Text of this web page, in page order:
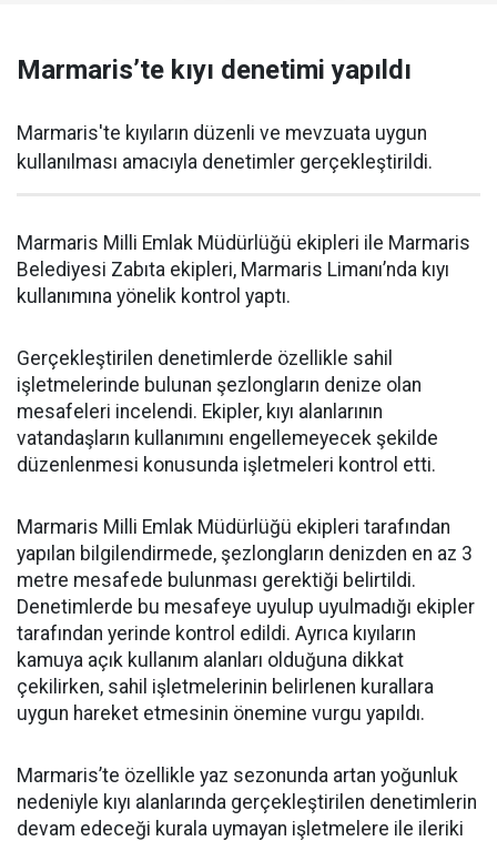
Marmaris’te kıyı denetimi yapıldı
Marmaris'te kıyıların düzenli ve mevzuata uygun
kullanılması amacıyla denetimler gerçekleştirildi.
Marmaris Milli Emlak Müdürlüğü ekipleri ile Marmaris
Belediyesi Zabıta ekipleri, Marmaris Limanı’nda kıyı
kullanımına yönelik kontrol yaptı.
Gerçekleştirilen denetimlerde özellikle sahil
işletmelerinde bulunan şezlongların denize olan
mesafeleri incelendi. Ekipler, kıyı alanlarının
vatandaşların kullanımını engellemeyecek şekilde
düzenlenmesi konusunda işletmeleri kontrol etti.
Marmaris Milli Emlak Müdürlüğü ekipleri tarafından
yapılan bilgilendirmede, şezlongların denizden en az 3
metre mesafede bulunması gerektiği belirtildi.
Denetimlerde bu mesafeye uyulup uyulmadığı ekipler
tarafından yerinde kontrol edildi. Ayrıca kıyıların
kamuya açık kullanım alanları olduğuna dikkat
çekilirken, sahil işletmelerinin belirlenen kurallara
uygun hareket etmesinin önemine vurgu yapıldı.
Marmaris’te özellikle yaz sezonunda artan yoğunluk
nedeniyle kıyı alanlarında gerçekleştirilen denetimlerin
devam edeceği kurala uymayan işletmelere ile ileriki